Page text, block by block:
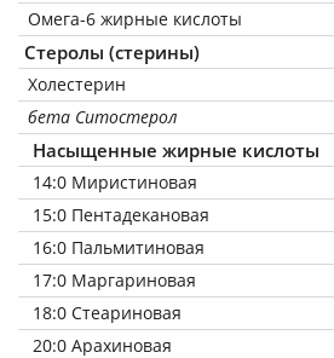
Омега-6 жирные кислоты
Стеролы (стерины)
Холестерин
бета Ситостерол
Насыщенные жирные кислоты
14:0 Миристиновая
15:0 Пентадекановая
16:0 Пальмитиновая
17:0 Маргариновая
18:0 Стеариновая
20:0 Арахиновая